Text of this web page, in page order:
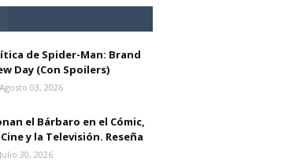
de Spider-Man: Brand
Day (Con Spoilers)
Agosto 03, 2026
el Bárbaro en el Cómic,
y la Televisión. Reseña
Julio 30, 2026